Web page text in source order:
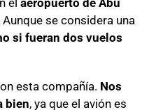
el aeropuerto de Abu
se considera una
si fueran dos vuelos
esta compañía. Nos
bien, ya que el avión es